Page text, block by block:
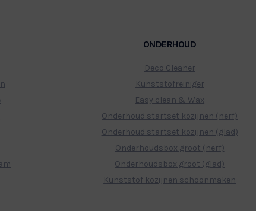
ONDERHOUD
Deco Cleaner
Kunststofreiniger
Easy clean & Wax
Onderhoud startset kozijnen (nerf)
Onderhoud startset kozijnen (glad)
Onderhoudsbox groot (nerf)
Onderhoudsbox groot (glad)
Kunststof kozijnen schoonmaken